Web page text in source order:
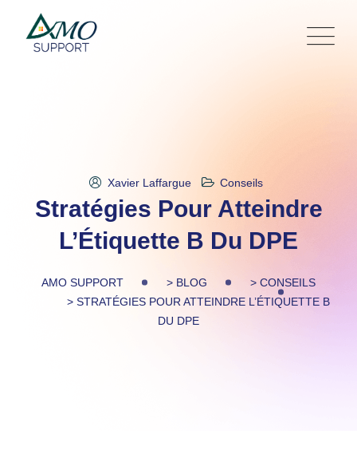
content
Xavier Laffargue Conseils
Stratégies Pour Atteindre
L’Étiquette B Du DPE
AMO SUPPORT > BLOG > CONSEILS
> STRATÉGIES POUR ATTEINDRE L’ÉTIQUETTE B
DU DPE